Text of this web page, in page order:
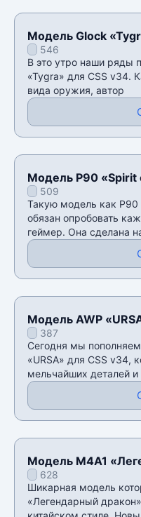
Модель Glock
546
В это утро наши ряды
«Tygra» для CSS v34.
вида оружия, автор
Модель P90 «Spirit
509
Такую модель как P90
обязан опробовать
геймер. Она сделана
Модель AWP
387
Сегодня мы
«URSA» для CSS v34,
мельчайших деталей и
Модель M4A1
CSS v34
628
Шикарная модель
«Легендарный